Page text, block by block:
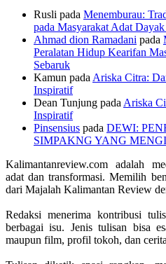
Rusli pada Menemburau:
pada Masyarakat Adat
Ahmad dion Ramadani pada
Peralatan Hidup Kearifan
Sebaruk
Kamun padaAriska Citra:
Inspiratif
Dean Tunjung padaAriska
Inspiratif
Pinsensius pada DEWI:
SIMPAKNG YANG
Kalimantanreview.com adalah
adat dan transformasi. Memilih
dari Majalah Kalimantan Review
Redaksi menerima kontribusi
berbagai isu. Jenis tulisan bisa
maupun film, profil tokoh, dan